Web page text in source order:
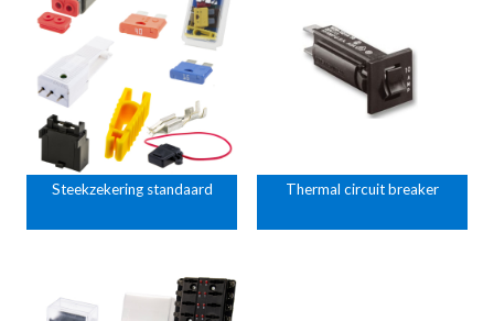
Steekzekering standaard Thermal circuit breaker